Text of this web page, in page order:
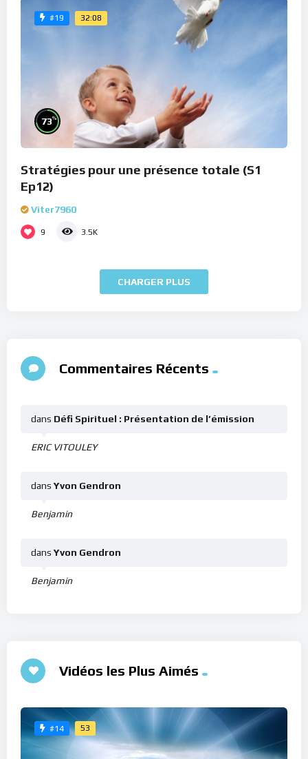
#19 32:08
73%
Stratégies pour une présence totale (S1
Ep12)
Viter7960
9 3.5K
CHARGER PLUS
Commentaires Récents
ERIC VITOULEY
dans Défi Spirituel : Présentation de l’émission
Benjamin
dans Yvon Gendron
Benjamin
dans Yvon Gendron
Vidéos les Plus Aimés
#14 53